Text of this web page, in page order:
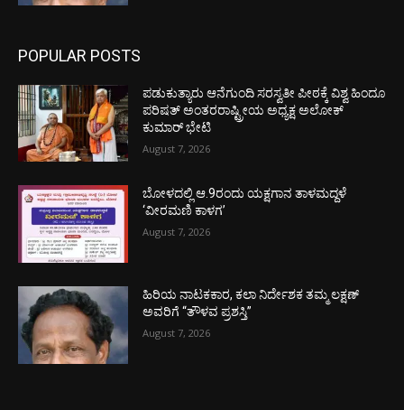
POPULAR POSTS
ಪಡುಕುತ್ಯಾರು ಆನೆಗುಂದಿ ಸರಸ್ವತೀ ಪೀಠಕ್ಕೆ ವಿಶ್ವ ಹಿಂದೂ
ಪರಿಷತ್ ಅಂತರರಾಷ್ಟ್ರೀಯ ಅಧ್ಯಕ್ಷ ಅಲೋಕ್
ಕುಮಾರ್ ಭೇಟಿ
August 7, 2026
ಬೋಳದಲ್ಲಿ ಆ.9ರಂದು ಯಕ್ಷಗಾನ ತಾಳಮದ್ದಳೆ
‘ವೀರಮಣಿ ಕಾಳಗ’
August 7, 2026
ಹಿರಿಯ ನಾಟಕಕಾರ, ಕಲಾ ನಿರ್ದೇಶಕ ತಮ್ಮ ಲಕ್ಷಣ್
ಅವರಿಗೆ “ತೌಳವ ಪ್ರಶಸ್ತಿ”
August 7, 2026